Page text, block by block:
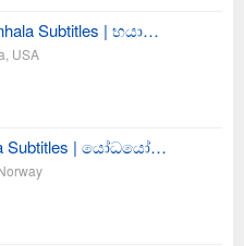
Subtitles | භයා…
USA
Subtitles | යෝධයෝ…